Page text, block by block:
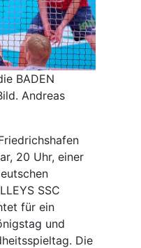
BADEN
Andreas
20 Uhr, einer
SSC
für ein
und
Die